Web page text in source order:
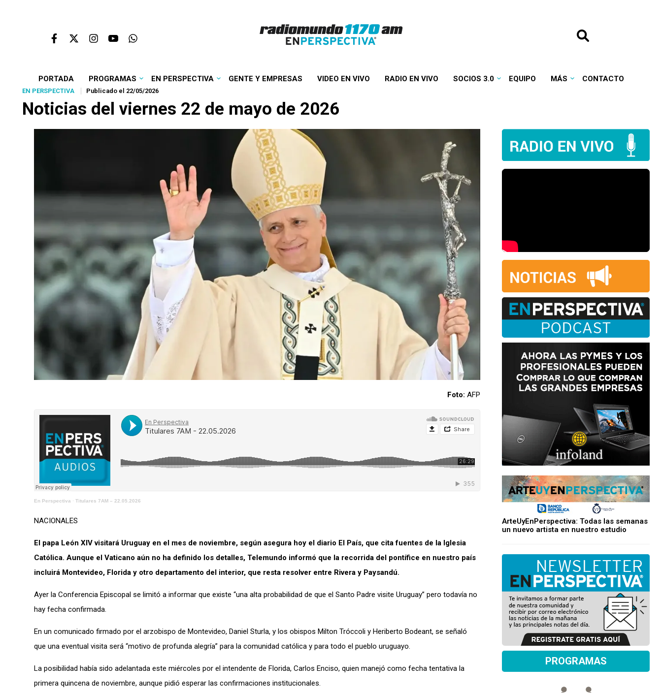
PORTADA PROGRAMAS EN PERSPECTIVA GENTE Y EMPRESAS VIDEO EN VIVO RADIO EN VIVO SOCIOS 3.0 EQUIPO MÁS CONTACTO
EN PERSPECTIVA Publicado el 22/05/2026
Noticias del viernes 22 de mayo de 2026
Foto: AFP
En Perspectiva · Titulares 7AM – 22.05.2026
NACIONALES
El papa León XIV visitará Uruguay en el mes de noviembre, según asegura hoy el diario El País, que cita fuentes de la Iglesia
Católica. Aunque el Vaticano aún no ha definido los detalles, Telemundo informó que la recorrida del pontífice en nuestro país
incluirá Montevideo, Florida y otro departamento del interior, que resta resolver entre Rivera y Paysandú.
Ayer la Conferencia Episcopal se limitó a informar que existe “una alta probabilidad de que el Santo Padre visite Uruguay” pero todavía no
hay fecha confirmada.
En un comunicado firmado por el arzobispo de Montevideo, Daniel Sturla, y los obispos Milton Tróccoli y Heriberto Bodeant, se señaló
que una eventual visita será “motivo de profunda alegría” para la comunidad católica y para todo el pueblo uruguayo.
La posibilidad había sido adelantada este miércoles por el intendente de Florida, Carlos Enciso, quien manejó como fecha tentativa la
primera quincena de noviembre, aunque pidió esperar las confirmaciones institucionales.
ArteUyEnPerspectiva: Todas las semanas
un nuevo artista en nuestro estudio
PROGRAMAS